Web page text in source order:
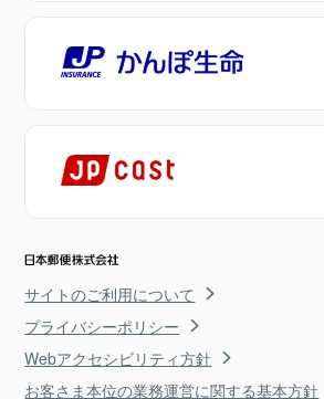
サイトのご利用について
プライバシーポリシー
Webアクセシビリティ方針
お客さま本位の業務運営に関する基本方針